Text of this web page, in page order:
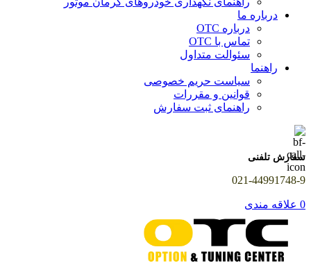
درباره ما
درباره OTC
تماس با OTC
سئوالت متداول
راهنما
سیاست حریم خصوصی
قوانین و مقررات
راهنمای ثبت سفارش
سفارش تلفنی
021-44991748-9
0 علاقه مندی